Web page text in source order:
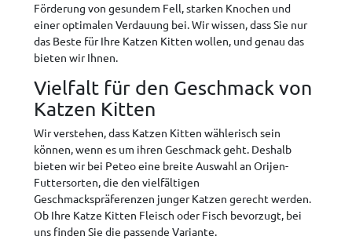
Förderung von gesundem Fell, starken Knochen und
einer optimalen Verdauung bei. Wir wissen, dass Sie nur
das Beste für Ihre Katzen Kitten wollen, und genau das
bieten wir Ihnen.
Vielfalt für den Geschmack von
Katzen Kitten
Wir verstehen, dass Katzen Kitten wählerisch sein
können, wenn es um ihren Geschmack geht. Deshalb
bieten wir bei Peteo eine breite Auswahl an Orijen-
Futtersorten, die den vielfältigen
Geschmackspräferenzen junger Katzen gerecht werden.
Ob Ihre Katze Kitten Fleisch oder Fisch bevorzugt, bei
uns finden Sie die passende Variante.